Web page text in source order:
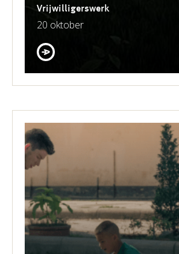
Vrijwilligerswerk
20 oktober